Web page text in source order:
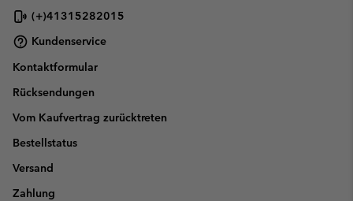
(+)41315282015
Kundenservice
Kontaktformular
Rücksendungen
Vom Kaufvertrag zurücktreten
Bestellstatus
Versand
Zahlung